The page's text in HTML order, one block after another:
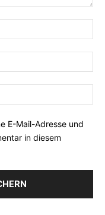
E-Mail-Adresse und
in diesem